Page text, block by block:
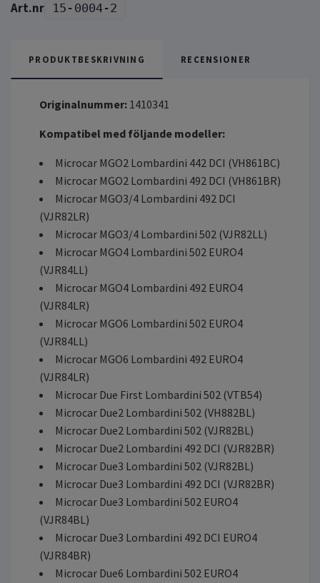
15-0004-2
PRODUKTBESKRIVNING RECENSIONER
Originalnummer: 1410341
Kompatibel med följande modeller:
Microcar MGO2 Lombardini 442 DCI (VH861BC)
Microcar MGO2 Lombardini 492 DCI (VH861BR)
Microcar MGO3/4 Lombardini 492 DCI
(VJR82LR)
Microcar MGO3/4 Lombardini 502 (VJR82LL)
Microcar MGO4 Lombardini 502 EURO4
(VJR84LL)
Microcar MGO4 Lombardini 492 EURO4
(VJR84LR)
Microcar MGO6 Lombardini 502 EURO4
(VJR84LL)
Microcar MGO6 Lombardini 492 EURO4
(VJR84LR)
Microcar Due First Lombardini 502 (VTB54)
Microcar Due2 Lombardini 502 (VH882BL)
Microcar Due2 Lombardini 502 (VJR82BL)
Microcar Due2 Lombardini 492 DCI (VJR82BR)
Microcar Due3 Lombardini 502 (VJR82BL)
Microcar Due3 Lombardini 492 DCI (VJR82BR)
Microcar Due3 Lombardini 502 EURO4
(VJR84BL)
Microcar Due3 Lombardini 492 DCI EURO4
(VJR84BR)
Microcar Due6 Lombardini 502 EURO4